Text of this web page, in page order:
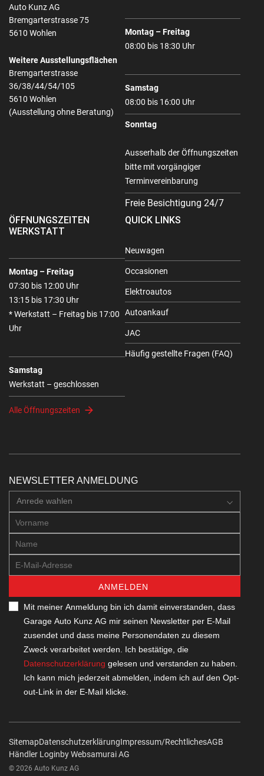
Auto Kunz AG
Bremgarterstrasse 75
5610 Wohlen
Weitere Ausstellungsflächen
Bremgarterstrasse
36/38/44/54/105
5610 Wohlen
(Ausstellung ohne Beratung)
Montag – Freitag
08:00 bis 18:30 Uhr
Samstag
08:00 bis 16:00 Uhr
Sonntag
Ausserhalb der Öffnungszeiten
bitte mit vorgängiger
Terminvereinbarung
Freie Besichtigung 24/7
ÖFFNUNGSZEITEN
WERKSTATT
Montag – Freitag
07:30 bis 12:00 Uhr
13:15 bis 17:30 Uhr
* Werkstatt – Freitag bis 17:00
Uhr
Samstag
Werkstatt – geschlossen
Alle Öffnungszeiten
QUICK LINKS
Neuwagen
Occasionen
Elektroautos
Autoankauf
JAC
Häufig gestellte Fragen (FAQ)
NEWSLETTER ANMELDUNG
Anrede wahlen
ANMELDEN
Mit meiner Anmeldung bin ich damit einverstanden, dass
Garage Auto Kunz AG mir seinen Newsletter per E-Mail
zusendet und dass meine Personendaten zu diesem
Zweck verarbeitet werden. Ich bestätige, die
Datenschutzerklärung gelesen und verstanden zu haben.
Ich kann mich jederzeit abmelden, indem ich auf den Opt-
out-Link in der E-Mail klicke.
SitemapDatenschutzerklärungImpressum/RechtlichesAGB
Händler Loginby Web­sa­mu­rai AG
© 2026 Auto Kunz AG